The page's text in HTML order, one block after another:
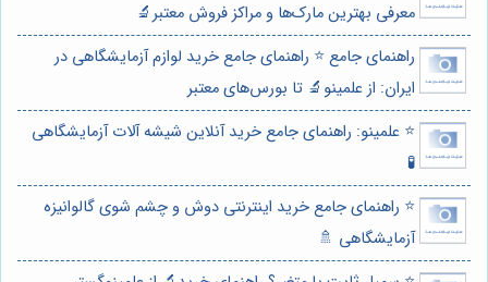
معرفی بهترین مارک‌ها و مراکز فروش معتبر🔬
راهنمای جامع ⭐️ راهنمای جامع خرید لوازم آزمایشگاهی در
ایران: از علمینو🔬 تا بورس‌های معتبر
⭐️ علمینو: راهنمای جامع خرید آنلاین شیشه آلات آزمایشگاهی
🧪
⭐️ راهنمای جامع خرید اینترنتی دوش و چشم شوی گالوانیزه
آزمایشگاهی 🚿